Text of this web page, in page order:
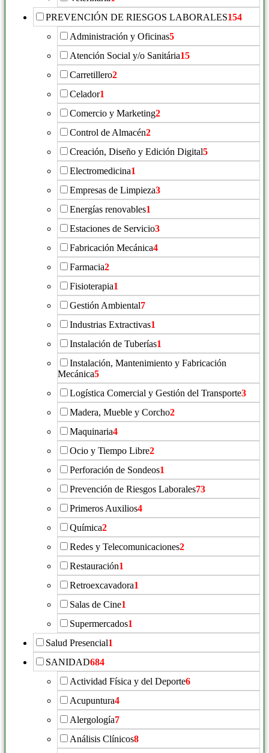
PREVENCIÓN DE RIESGOS LABORALES154
Administración y Oficinas5
Atención Social y/o Sanitária15
Carretillero2
Celador1
Comercio y Marketing2
Control de Almacén2
Creación, Diseño y Edición Digital5
Electromedicina1
Empresas de Limpieza3
Energías renovables1
Estaciones de Servicio3
Fabricación Mecánica4
Farmacia2
Fisioterapia1
Gestión Ambiental7
Industrias Extractivas1
Instalación de Tuberías1
Instalación, Mantenimiento y Fabricación
Mecánica5
Logística Comercial y Gestión del Transporte3
Madera, Mueble y Corcho2
Maquinaria4
Ocio y Tiempo Libre2
Perforación de Sondeos1
Prevención de Riesgos Laborales73
Primeros Auxilios4
Química2
Redes y Telecomunicaciones2
Restauración1
Retroexcavadora1
Salas de Cine1
Supermercados1
Salud Presencial1
SANIDAD684
Actividad Física y del Deporte6
Acupuntura4
Alergología7
Análisis Clínicos8